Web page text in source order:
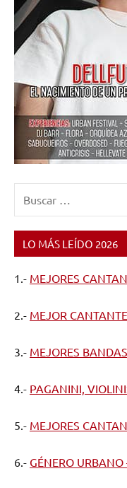
LO MÁS LEÍDO 2026
1.- MEJORES
2.- MEJOR
3.- MEJORES
4.- PAGANINI,
5.- MEJORES
6.- GÉNERO URBANO